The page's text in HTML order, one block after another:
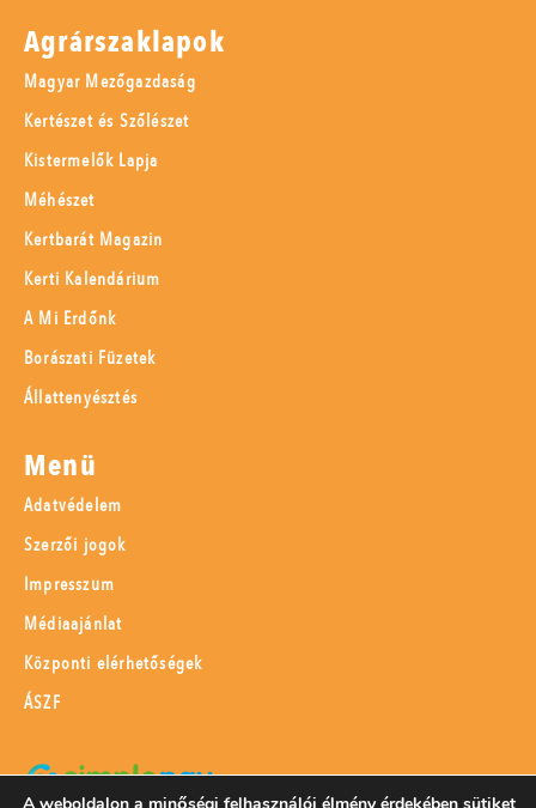
Agrárszaklapok
Magyar Mezőgazdaság
Kertészet és Szőlészet
Kistermelők Lapja
Méhészet
Kertbarát Magazin
Kerti Kalendárium
A Mi Erdőnk
Borászati Füzetek
Állattenyésztés
Menü
Adatvédelem
Szerzői jogok
Impresszum
Médiaajánlat
Központi elérhetőségek
ÁSZF